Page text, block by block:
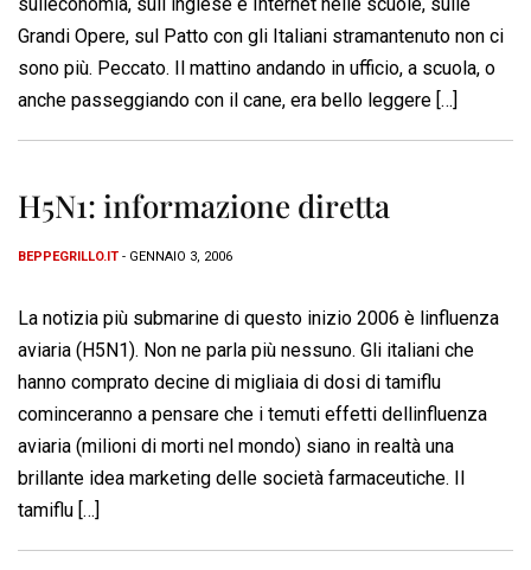
sulleconomia, sull inglese e Internet nelle scuole, sulle
Grandi Opere, sul Patto con gli Italiani stramantenuto non ci
sono più. Peccato. Il mattino andando in ufficio, a scuola, o
anche passeggiando con il cane, era bello leggere […]
H5N1: informazione diretta
BEPPEGRILLO.IT - GENNAIO 3, 2006
La notizia più submarine di questo inizio 2006 è linfluenza
aviaria (H5N1). Non ne parla più nessuno. Gli italiani che
hanno comprato decine di migliaia di dosi di tamiflu
cominceranno a pensare che i temuti effetti dellinfluenza
aviaria (milioni di morti nel mondo) siano in realtà una
brillante idea marketing delle società farmaceutiche. Il
tamiflu […]